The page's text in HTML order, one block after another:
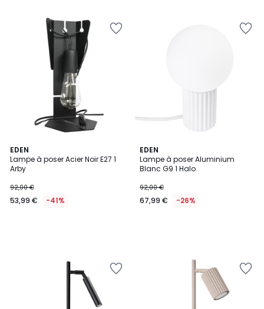
EDEN
Lampe à poser Acier Noir E27 1
Arby
92,00 €
53,99 € -41%
EDEN
Lampe à poser Aluminium
Blanc G9 1 Halo
92,00 €
67,99 € -26%